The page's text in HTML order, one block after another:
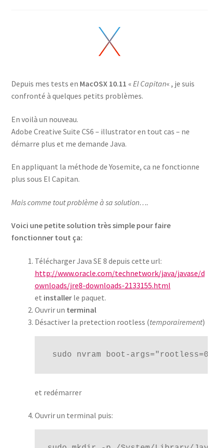
Depuis mes tests en MacOSX 10.11 « El Capitan« , je suis
confronté à quelques petits problèmes.
En voilà un nouveau.
Adobe Creative Suite CS6 – illustrator en tout cas – ne
démarre plus et me demande Java.
En appliquant la méthode de Yosemite, ca ne fonctionne
plus sous El Capitan.
Mais comme tout problème à sa solution….
Voici une petite solution très simple pour faire
fonctionner tout ça:
Télécharger Java SE 8 depuis cette url:
http://www.oracle.com/technetwork/java/javase/d
ownloads/jre8-downloads-2133155.html
et installerle paquet.
Ouvrir un terminal
Désactiver la pretection rootless (temporairement)
sudo nvram boot-args="rootless=0"
et redémarrer
Ouvrir un terminal puis: